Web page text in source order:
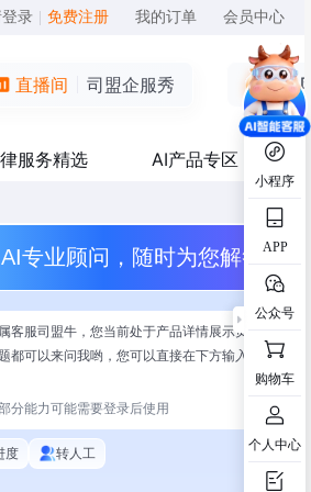
录 免费注册 我的订单 会员中心
小程序
APP
公众号
购物车
个人中心
直播间 司盟企服秀
服务精选 AI产品专区
专业顾问，随时为您解答
客服司盟牛，您当前处于产品详情展示页面，有关
都可以来问我哟，您可以直接在下方输入问题开始
分能力可能需要登录后使用
度 转人工